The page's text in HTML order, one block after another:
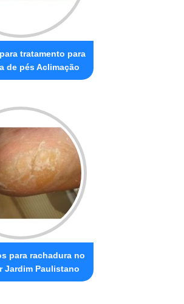
tratamento para
de pés Aclimação
para rachadura no
Jardim Paulistano